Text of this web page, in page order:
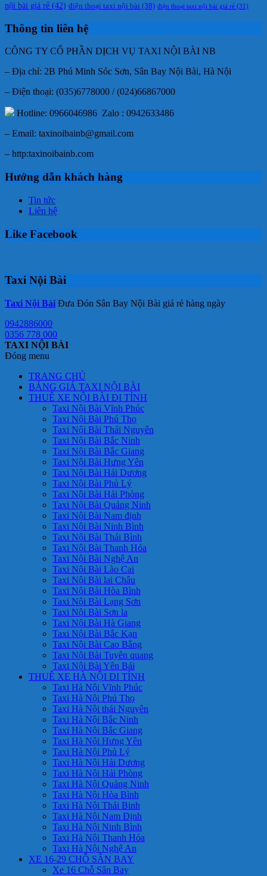
nội bài giá rẻ (42) điện thoại taxi nội bài (38) điện thoại taxi nội bài giá rẻ (31)
Thông tin liên hệ
CÔNG TY CỔ PHẦN DỊCH VỤ TAXI NỘI BÀI NB
– Địa chỉ: 2B Phú Minh Sóc Sơn, Sân Bay Nội Bài, Hà Nội
– Điện thoại: (035)6778000 / (024)66867000
Hotline: 0966046986 Zalo : 0942633486
– Email: taxinoibainb@gmail.com
– http:taxinoibainb.com
Hướng dẫn khách hàng
Tin tức
Liên hệ
Like Facebook
Taxi Nội Bài
Taxi Nội Bài Đưa Đón Sân Bay Nội Bài giá rẻ hàng ngày
0942886000
0356 778 000
TAXI NỘI BÀI
Đóng menu
TRANG CHỦ
BẢNG GIÁ TAXI NỘI BÀI
THUÊ XE NỘI BÀI ĐI TỈNH
Taxi Nội Bài Vĩnh Phúc
Taxi Nội Bài Phú Thọ
Taxi Nội Bài Thái Nguyên
Taxi Nội Bài Bắc Ninh
Taxi Nội Bài Bắc Giang
Taxi Nội Bài Hưng Yên
Taxi Nội Bài Hải Dương
Taxi Nội Bài Phủ Lý
Taxi Nội Bài Hải Phòng
Taxi Nội Bài Quảng Ninh
Taxi Nội Bài Nam định
Taxi Nội Bài Ninh Bình
Taxi Nội Bài Thái Bình
Taxi Nội Bài Thanh Hóa
Taxi Nội Bài Nghệ An
Taxi Nội Bài Lào Cai
Taxi Nội Bài lai Châu
Taxi Nội Bài Hòa Bình
Taxi Nội Bài Lạng Sơn
Taxi Nội Bài Sơn la
Taxi Nội Bài Hà Giang
Taxi Nội Bài Bắc Kạn
Taxi Nội Bài Cao Bằng
Taxi Nội Bài Tuyên quang
Taxi Nội Bài Yên Bái
THUÊ XE HÀ NỘI ĐI TỈNH
Taxi Hà Nội Vĩnh Phúc
Taxi Hà Nội Phú Thọ
Taxi Hà Nội thái Nguyên
Taxi Hà Nội Bắc Ninh
Taxi Hà Nội Bắc Giang
Taxi Hà Nội Hưng Yên
Taxi Hà Nội Phủ Lý
Taxi Hà Nội Hải Dương
Taxi Hà Nội Hải Phòng
Taxi Hà Nội Quảng Ninh
Taxi Hà Nội Hòa Bình
Taxi Hà Nội Thái Binh
Taxi Hà Nội Nam Định
Taxi Hà Nội Ninh Bình
Taxi Hà Nội Thanh Hóa
Taxi Hà Nội Nghệ An
XE 16-29 CHỖ SÂN BAY
Xe 16 Chỗ Sân Bay